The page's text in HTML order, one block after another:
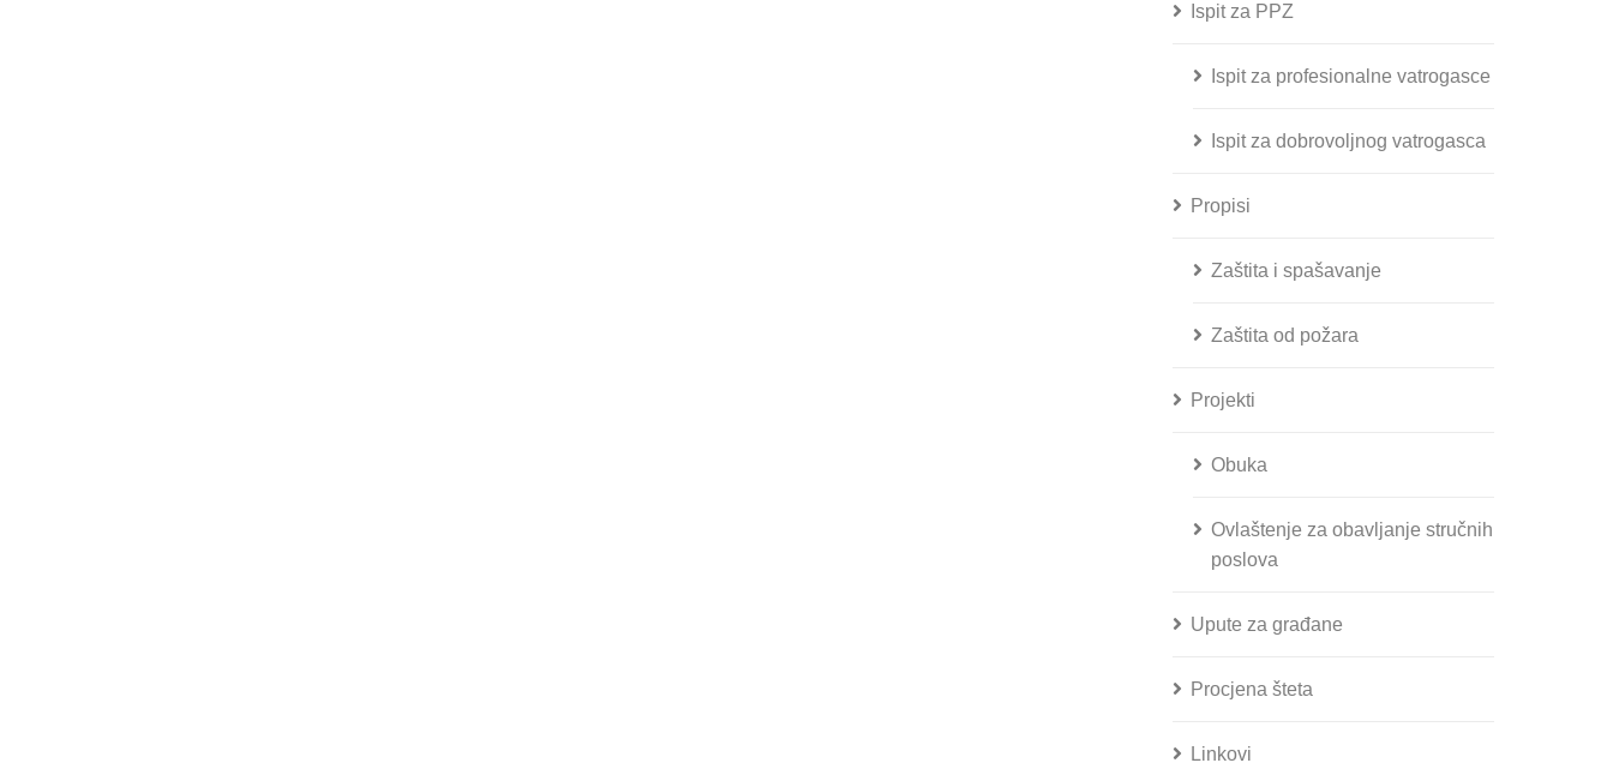
Ispit za PPZ
Ispit za profesionalne vatrogasce
Ispit za dobrovoljnog vatrogasca
Propisi
Zaštita i spašavanje
Zaštita od požara
Projekti
Obuka
Ovlaštenje za obavljanje stručnih
poslova
Upute za građane
Procjena šteta
Linkovi